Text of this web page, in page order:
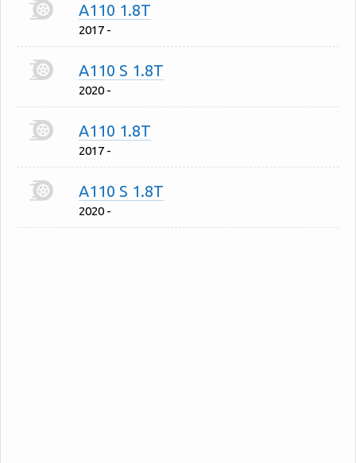
A110 1.8T
2017 -
A110 S 1.8T
2020 -
A110 1.8T
2017 -
A110 S 1.8T
2020 -